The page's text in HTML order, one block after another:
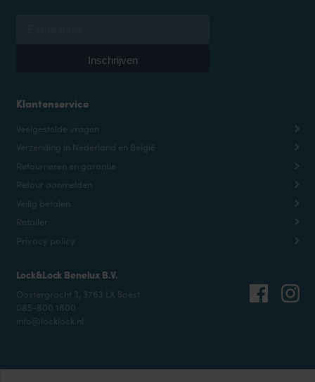
Klantenservice
Veelgestelde vragen
Verzending in Nederland en België
Retourneren en garantie
Retour aanmelden
Veilig betalen
Retailer
Privacy policy
Lock&Lock Benelux B.V.
Oostergracht 3, 3763 LX Soest
085-800 1800
info@locklock.nl